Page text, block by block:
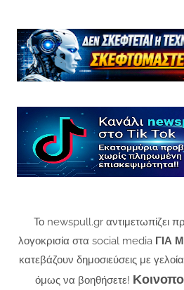
Το newspull.gr αντιμετωπίζει
λογοκρισία στα social media ΓΙΑ
κατεβάζουν δημοσιεύσεις με
όμως να βοηθήσετε!